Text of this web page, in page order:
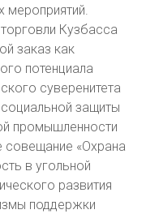
мероприятий.
Кузбасса
заказ как
потенциала
суверенитета
защиты
промышленности
совещание «Охрана
в угольной
развития
поддержки